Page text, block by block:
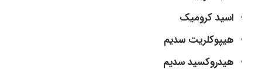
اسید کرومیک
هیپوکلریت سدیم
هیدروکسید سدیم